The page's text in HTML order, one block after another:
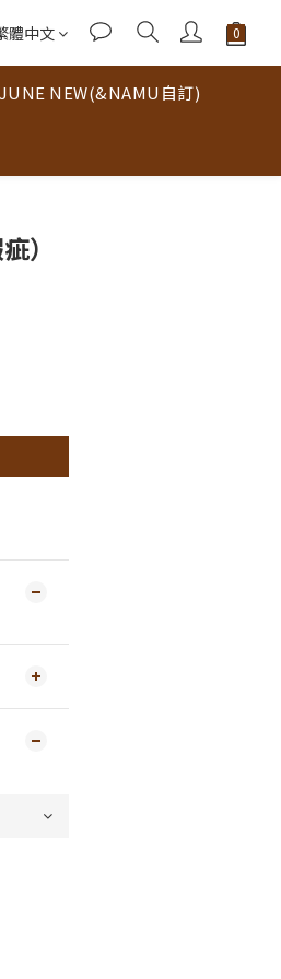
體中文
JUNE NEW(&NAMU自訂)
）